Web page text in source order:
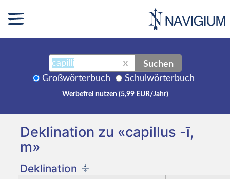
X Suchen
Großwörterbuch Schulwörterbuch
Werbefrei nutzen (5,99 EUR/Jahr)
Deklination zu «capillus -ī,
m»
Deklination